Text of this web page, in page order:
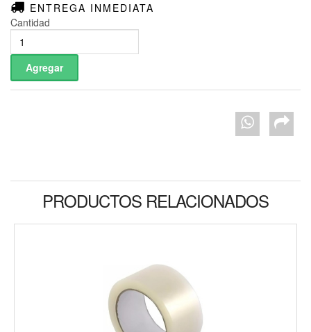
ENTREGA INMEDIATA
Cantidad
PRODUCTOS RELACIONADOS